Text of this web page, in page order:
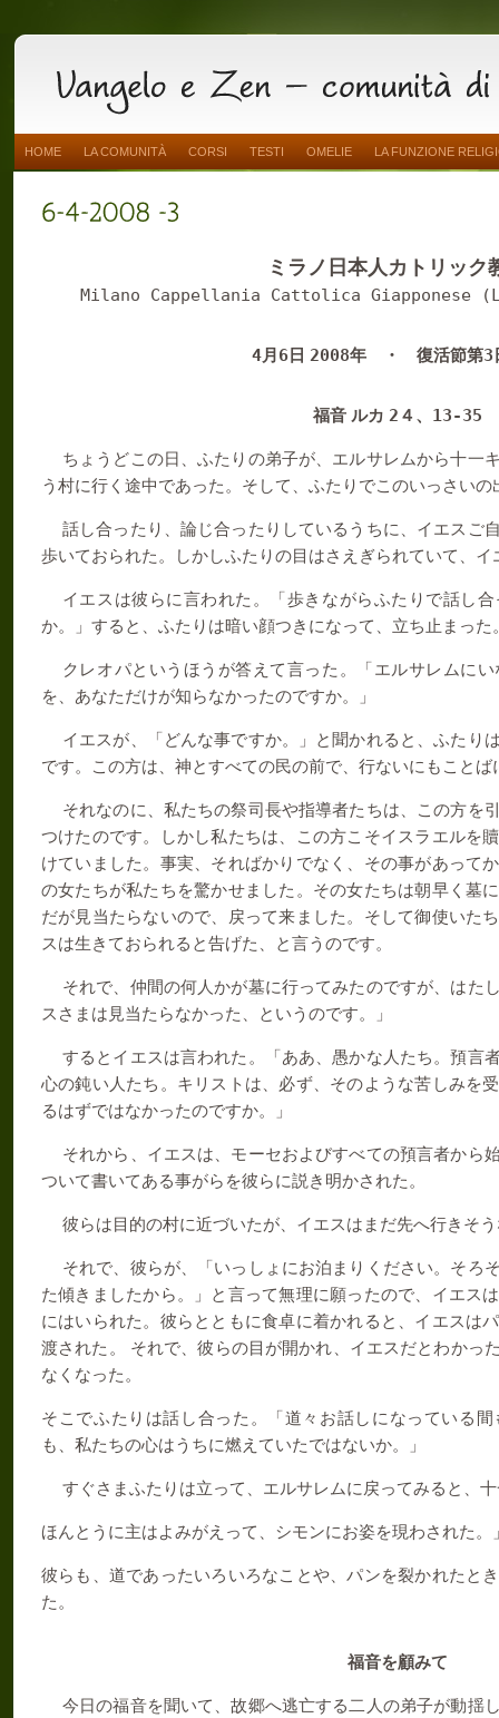
HOME LA COMUNITÀ CORSI TESTI OMELIE LA FUNZIONE
ミラノ日本人カトリック
Milano Cappellania Cattolica Giapponese
4月 6 日 2008年 ・ 復活節第3
福音 ルカ 2 ４、 13-35
ちょうどこの日、ふたりの弟子が、エルサレムから十一
う村に行く途中であった。そして、ふたりでこのいっさい
話し合ったり、論じ合ったりしているうちに、イエスご
歩いておられた。しかしふたりの目はさえぎられていて、
イエスは彼らに言われた。「歩きながらふたりで話し
か。」すると、ふたりは暗い顔つきになって、立ち止まった
クレオパというほうが答えて言った。「エルサレムに
を、あなただけが知らなかったのですか。」
イエスが、「どんな事ですか。」と聞かれると、ふたり
です。この方は、神とすべての民の前で、行ないにもこと
それなのに、私たちの祭司長や指導者たちは、この方を
つけたのです。しかし私たちは、この方こそイスラエルを
けていました。事実、そればかりでなく、その事があって
の女たちが私たちを驚かせました。その女たちは朝早く墓
だが見当たらないので、戻って来ました。そして御使いた
スは生きておられると告げた、と言うのです。
それで、仲間の何人かが墓に行ってみたのですが、はた
スさまは見当たらなかった、というのです。」
するとイエスは言われた。「ああ、愚かな人たち。預言
心の鈍い人たち。キリストは、必ず、そのような苦しみを
るはずではなかったのですか。」
それから、イエスは、モーセおよびすべての預言者から
ついて書いてある事がらを彼らに説き明かされた。
彼らは目的の村に近づいたが、イエスはまだ先へ行きそ
それで、彼らが、「いっしょにお泊まりください。そろ
た傾きましたから。」と言って無理に願ったので、イエス
にはいられた。彼らとともに食卓に着かれると、イエスは
渡された。 それで、彼らの目が開かれ、イエスだとわかっ
なくなった。
そこでふたりは話し合った。「道々お話しになっている
も、私たちの心はうちに燃えていたではないか。」
すぐさまふたりは立って、エルサレムに戻ってみると、
ほんとうに主はよみがえって、シモンにお姿を現わされた。
彼らも、道であったいろいろなことや、パンを裂かれたと
た。
福音を顧みて
今日の福音を聞いて、故郷へ逃亡する二人の弟子が動揺